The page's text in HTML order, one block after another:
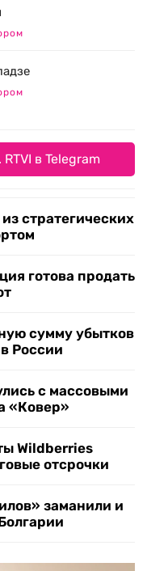
в Telegram
стратегических
готова продать
сумму убытков
России
с массовыми
«Ковер»
Wildberries
отсрочки
заманили и